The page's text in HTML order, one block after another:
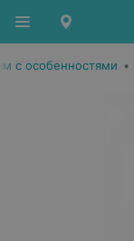
с особенностями •